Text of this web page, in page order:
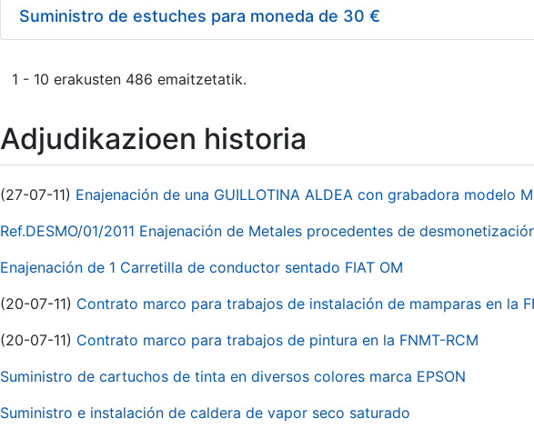
Suministro de estuches para moneda de 30 €
1 - 10 erakusten 486 emaitzetatik.
Adjudikazioen historia
(27-07-11) Enajenación de una GUILLOTINA ALDEA con grabadora modelo
Ref.DESMO/01/2011 Enajenación de Metales procedentes de
Enajenación de 1 Carretilla de conductor sentado FIAT OM
(20-07-11) Contrato marco para trabajos de instalación de mamparas en la
(20-07-11) Contrato marco para trabajos de pintura en la FNMT-RCM
Suministro de cartuchos de tinta en diversos colores marca EPSON
Suministro e instalación de caldera de vapor seco saturado